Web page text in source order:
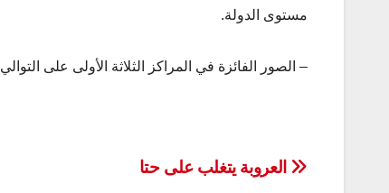
مستوى الدولة.
– الصور الفائزة في المراكز الثلاثة الأولى على التوالي
تصفّح
العروبة يتغلب على حتا